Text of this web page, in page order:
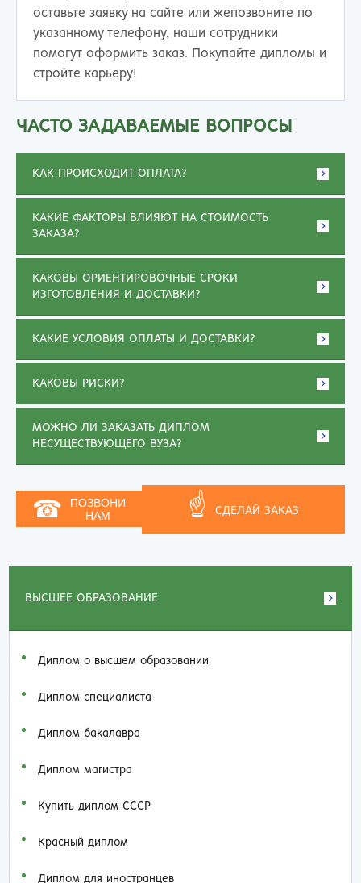
ВЫСШЕЕ ОБРАЗОВАНИЕ
Диплом о высшем образовании
Диплом специалиста
Диплом бакалавра
Диплом магистра
Купить диплом СССР
Красный диплом
Диплом для иностранцев
оставьте заявку на сайте или жепозвоните по
указанному телефону, наши сотрудники
помогут оформить заказ. Покупайте дипломы и
стройте карьеру!
ЧАСТО ЗАДАВАЕМЫЕ ВОПРОСЫ
КАК ПРОИСХОДИТ ОПЛАТА?
КАКИЕ ФАКТОРЫ ВЛИЯЮТ НА СТОИМОСТЬ
ЗАКАЗА?
КАКОВЫ ОРИЕНТИРОВОЧНЫЕ СРОКИ
ИЗГОТОВЛЕНИЯ И ДОСТАВКИ?
КАКИЕ УСЛОВИЯ ОПЛАТЫ И ДОСТАВКИ?
КАКОВЫ РИСКИ?
МОЖНО ЛИ ЗАКАЗАТЬ ДИПЛОМ
НЕСУЩЕСТВУЮЩЕГО ВУЗА?
☎
ПОЗВОНИ
НАМ
☝ СДЕЛАЙ ЗАКАЗ